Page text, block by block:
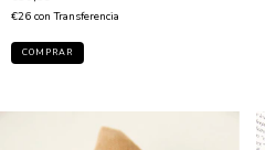
€26 con Transferencia